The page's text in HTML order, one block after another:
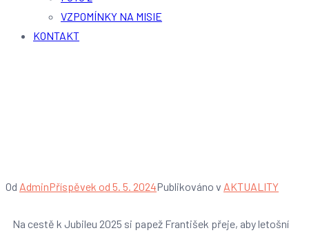
VZPOMÍNKY NA MISIE
KONTAKT
Od AdminPříspěvek od 5. 5. 2024Publikováno v AKTUALITY
Na cestě k Jubileu 2025 si papež František přeje, aby letošní